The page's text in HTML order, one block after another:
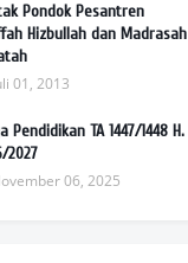
Pondok Pesantren
Hizbullah dan Madrasah
01, 2013
Pendidikan TA 1447/1448 H.
2027
06, 2025